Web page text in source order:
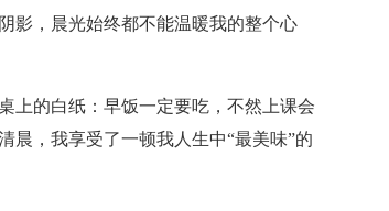
影，晨光始终都不能温暖我的整个心
上的白纸：早饭一定要吃，不然上课会
晨，我享受了一顿我人生中“最美味”的